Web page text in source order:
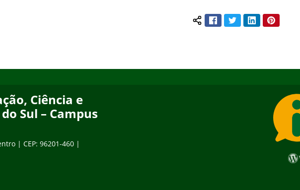
Compartilhar conteúdo:
FacebookTwitterLinkedInPinterest
Ciência e
Sul – Campus
| CEP: 96201-460 |